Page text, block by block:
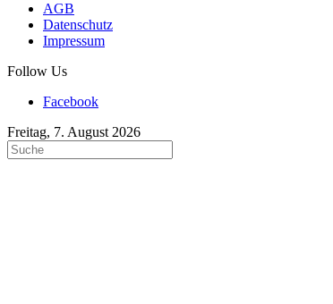
AGB
Datenschutz
Impressum
Follow Us
Facebook
Freitag, 7. August 2026